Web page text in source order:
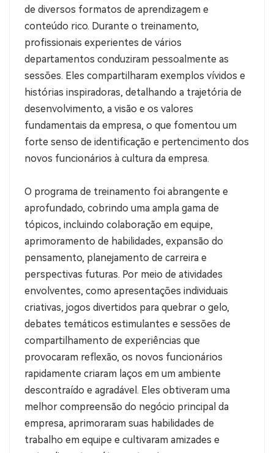
de diversos formatos de aprendizagem e
conteúdo rico. Durante o treinamento,
profissionais experientes de vários
departamentos conduziram pessoalmente as
sessões. Eles compartilharam exemplos vívidos e
histórias inspiradoras, detalhando a trajetória de
desenvolvimento, a visão e os valores
fundamentais da empresa, o que fomentou um
forte senso de identificação e pertencimento dos
novos funcionários à cultura da empresa.
O programa de treinamento foi abrangente e
aprofundado, cobrindo uma ampla gama de
tópicos, incluindo colaboração em equipe,
aprimoramento de habilidades, expansão do
pensamento, planejamento de carreira e
perspectivas futuras. Por meio de atividades
envolventes, como apresentações individuais
criativas, jogos divertidos para quebrar o gelo,
debates temáticos estimulantes e sessões de
compartilhamento de experiências que
provocaram reflexão, os novos funcionários
rapidamente criaram laços em um ambiente
descontraído e agradável. Eles obtiveram uma
melhor compreensão do negócio principal da
empresa, aprimoraram suas habilidades de
trabalho em equipe e cultivaram amizades e